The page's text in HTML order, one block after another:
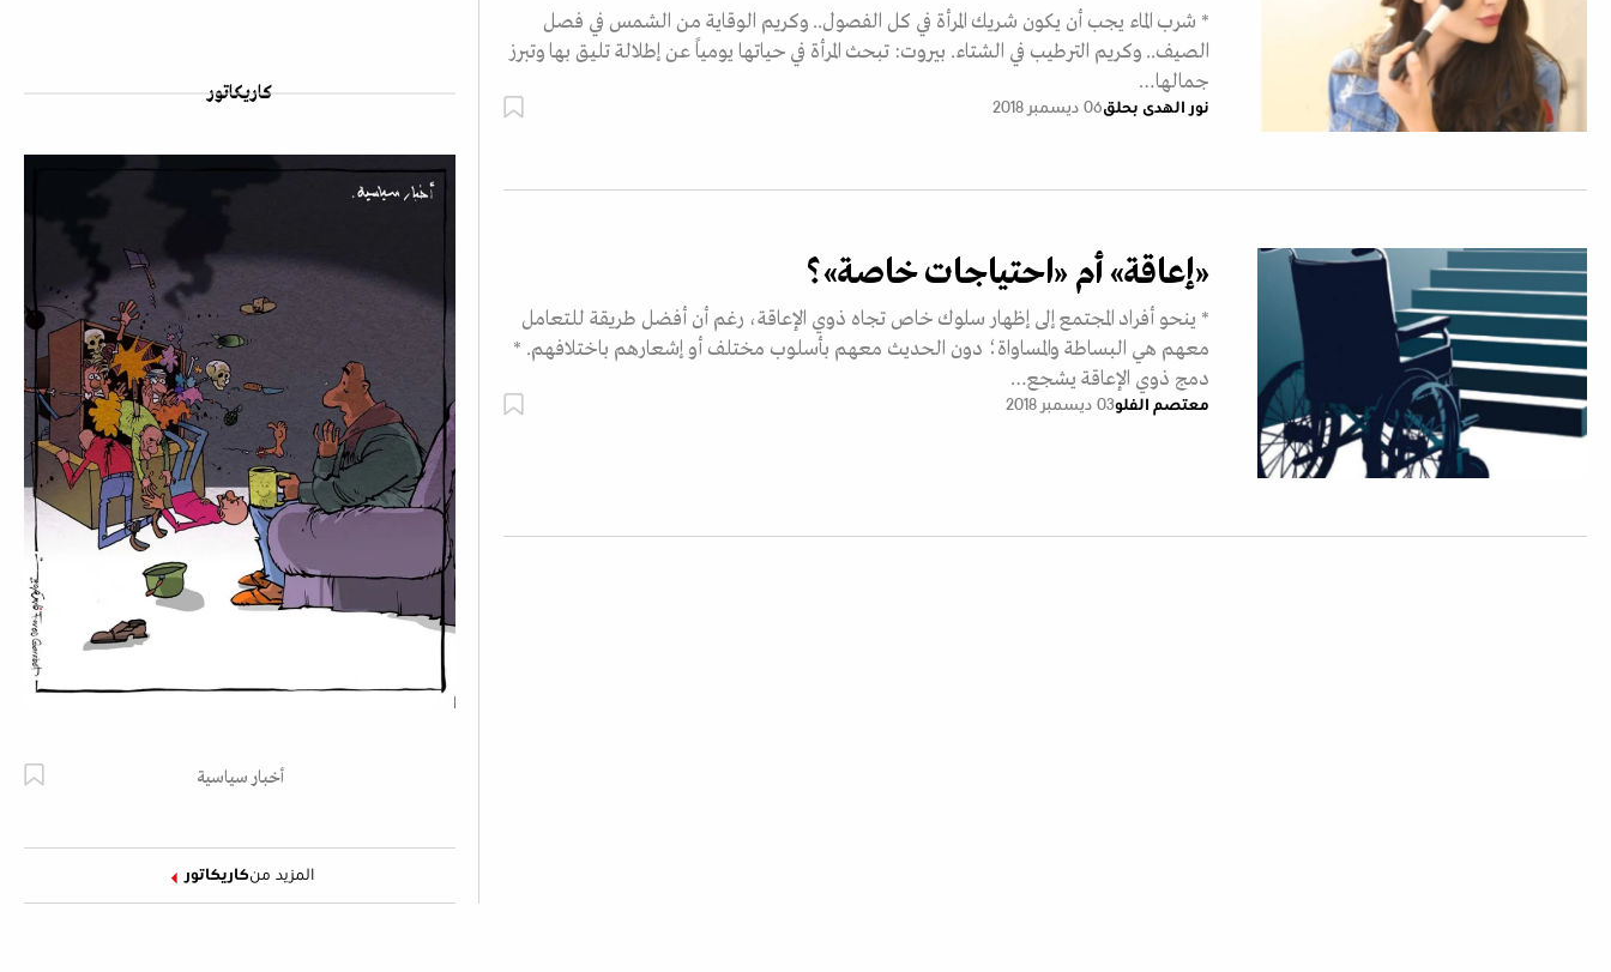
* شرب الماء يجب أن يكون شريك المرأة في كل الفصول.. وكريم الوقاية من الشمس في فصل
الصيف.. وكريم الترطيب في الشتاء. بيروت: تبحث المرأة في حياتها يومياً عن إطلالة تليق بها وتبرز
جمالها…
نور الهدى بحلق06 ديسمبر 2018
«إعاقة» أم «احتياجات خاصة»؟
* ينحو أفراد المجتمع إلى إظهار سلوك خاص تجاه ذوي الإعاقة، رغم أن أفضل طريقة للتعامل
معهم هي البساطة والمساواة؛ دون الحديث معهم بأسلوب مختلف أو إشعارهم باختلافهم. *
دمج ذوي الإعاقة يشجع…
معتصم الفلو03 ديسمبر 2018
كاريكاتور
أخبار سياسية
المزيد منكاريكاتور